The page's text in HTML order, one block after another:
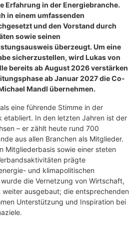
Erfahrung in der Energiebranche.
in einem umfassenden
und den Vorstand durch
sowie seinen
überzeugt. Um eine
sicherzustellen, wird Lukas von
bereits ab August 2026 verstärken
ab Januar 2027 die Co-
Mandl übernehmen.
eine führende Stimme in der
etabliert. In den letzten Jahren ist der
– er zählt heute rund 700
aus allen Branchen als Mitglieder.
Mitgliederbasis sowie einer steten
prägte
und klimapolitischen
die Vernetzung von Wirtschaft,
weiter ausgebaut; die entsprechenden
Unterstützung und Inspiration bei